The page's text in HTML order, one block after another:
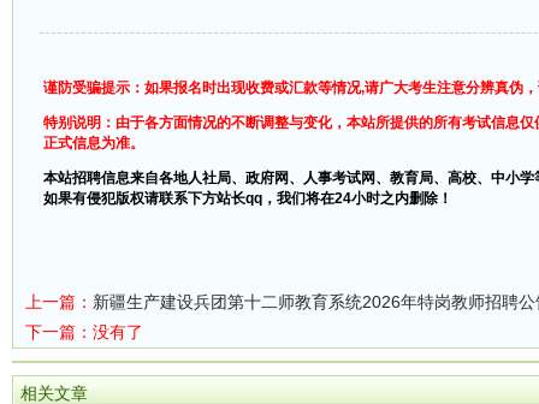
谨防受骗提示：如果报名时出现收费或汇款等情况,请广大考生注意分辨真伪
特别说明：由于各方面情况的不断调整与变化，本站所提供的所有考试信息
正式信息为准。
本站招聘信息来自各地人社局、政府网、人事考试网、教育局、高校、中小
如果有侵犯版权请联系下方站长qq，我们将在24小时之内删除！
上一篇： 新疆生产建设兵团第十二师教育系统2026年特岗教师招聘公
下一篇：没有了
相关文章